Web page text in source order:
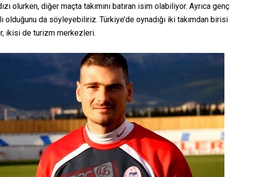
olurken, diğer maçta takımını batıran isim olabiliyor. Ayrıca genç
olduğunu da söyleyebiliriz. Türkiye’de oynadığı iki takımdan birisi
ikisi de turizm merkezleri.